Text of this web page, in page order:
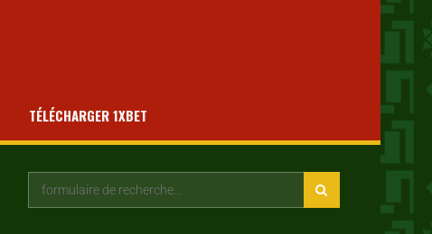
TÉLÉCHARGER 1XBET